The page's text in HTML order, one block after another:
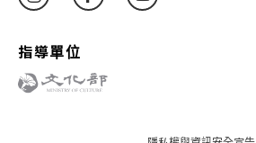
指導單位